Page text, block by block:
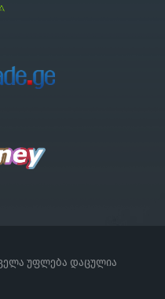
ყველა უფლება დაცულია